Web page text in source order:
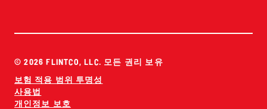
© 2026 FLINTCO, LLC. 모든 권리 보유
보험 적용 범위 투명성
사용법
개인정보 보호